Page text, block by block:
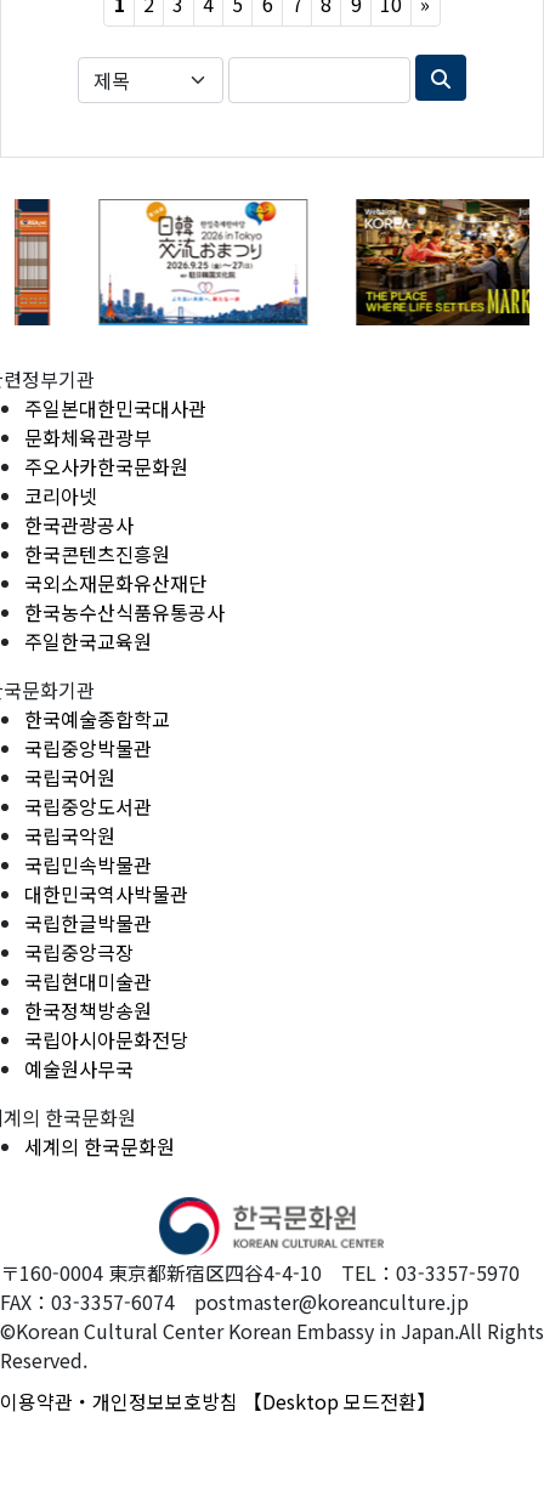
정부기관
주일본대한민국대사관
문화체육관광부
주오사카한국문화원
코리아넷
한국관광공사
한국콘텐츠진흥원
국외소재문화유산재단
한국농수산식품유통공사
주일한국교육원
문화기관
한국예술종합학교
국립중앙박물관
국립국어원
국립중앙도서관
국립국악원
국립민속박물관
대한민국역사박물관
국립한글박물관
국립중앙극장
국립현대미술관
한국정책방송원
국립아시아문화전당
예술원사무국
의 한국문화원
세계의 한국문화원
〒160-0004 東京都新宿区四谷4-4-10 TEL：03-3357-5970
FAX：03-3357-6074 postmaster@koreanculture.jp
©Korean Cultural Center Korean Embassy in Japan.All Rights
Reserved.
이용약관・개인정보보호방침
【Desktop 모드전환】